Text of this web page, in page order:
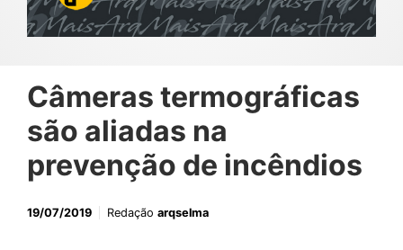
Câmeras termográficas
são aliadas na
prevenção de incêndios
19/07/2019 Redação arqselma